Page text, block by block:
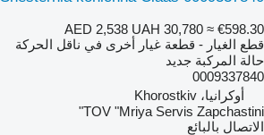
AED 2,538 UAH 30,780 ≈ €598.30
قطع الغيار - قطعة غيار أخرى في ناقل الحركة
حالة المركبة جديد
0009337840
أوكرانيا، Khorostkiv
TOV "Mriya Servis Zapchastini"
الاتصال بالبائع